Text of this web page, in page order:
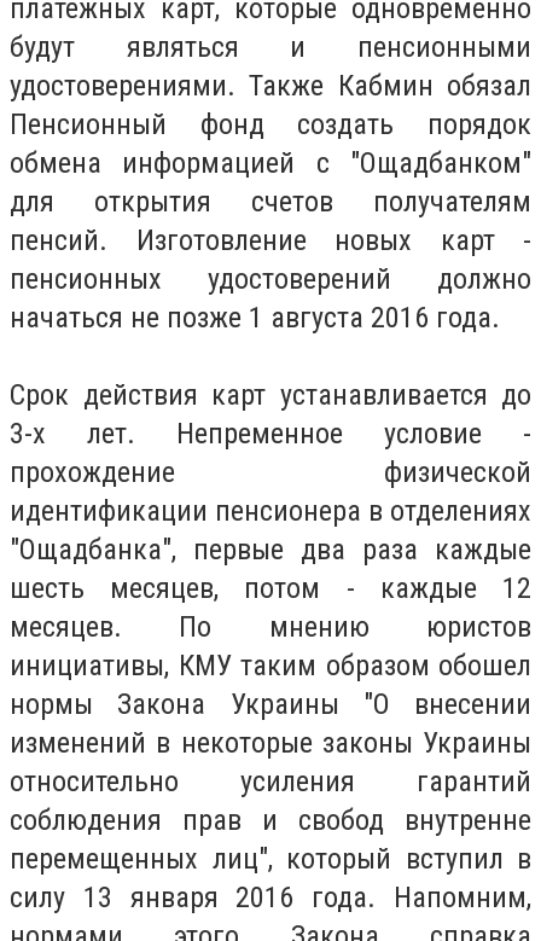
платежных карт, которые одновременно
будут являться и пенсионными
удостоверениями. Также Кабмин обязал
Пенсионный фонд создать порядок
обмена информацией с "Ощадбанком"
для открытия счетов получателям
пенсий. Изготовление новых карт -
пенсионных удостоверений должно
начаться не позже 1 августа 2016 года.
Срок действия карт устанавливается до
3-х лет. Непременное условие -
прохождение физической
идентификации пенсионера в отделениях
"Ощадбанка", первые два раза каждые
шесть месяцев, потом - каждые 12
месяцев. По мнению юристов
инициативы, КМУ таким образом обошел
нормы Закона Украины "О внесении
изменений в некоторые законы Украины
относительно усиления гарантий
соблюдения прав и свобод внутренне
перемещенных лиц", который вступил в
силу 13 января 2016 года. Напомним,